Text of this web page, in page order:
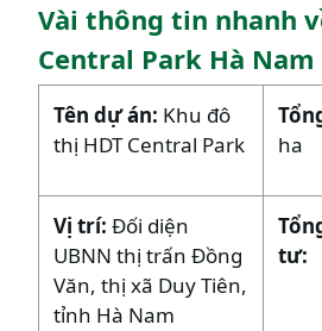
Vài thông tin nhanh
Central Park Hà Nam
Tên dự án: Khu đô
thị HDT Central Park
ha
Vị trí: Đối diện
UBNN thị trấn Đồng
Văn, thị xã Duy Tiên,
tỉnh Hà Nam
tư: